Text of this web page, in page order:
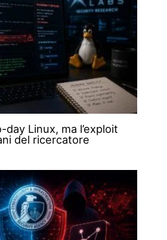
day Linux, ma l’exploit
del ricercatore